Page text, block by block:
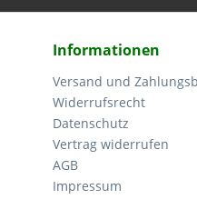
Informationen
Versand und
Widerrufsrecht
Datenschutz
Vertrag widerrufen
AGB
Impressum